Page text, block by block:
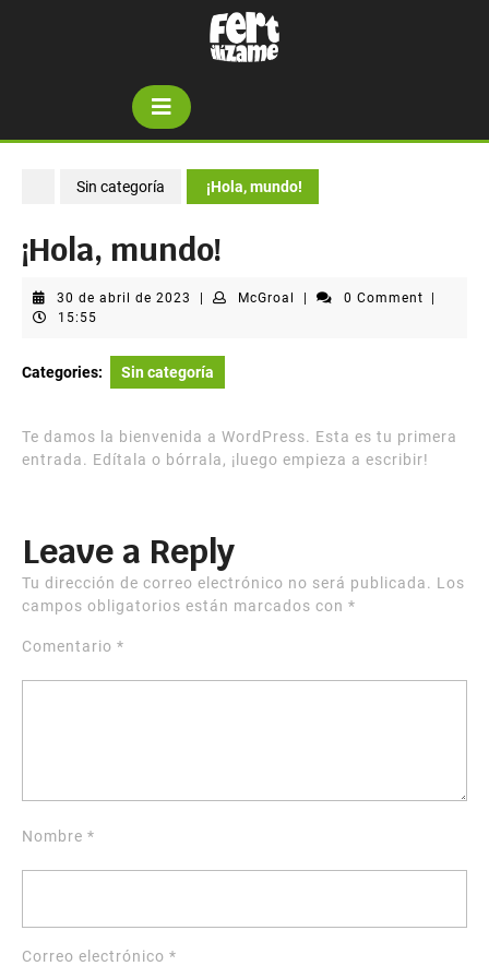
Open
Sin categoría ¡Hola, mundo!
¡Hola, mundo!
30 de abril de 2023 30
de
2023
McGroal McGroal0 Comment
15:55
Categories: Sin categoría
Te damos la bienvenida a WordPress. Esta es tu primera
entrada. Edítala o bórrala, ¡luego empieza a escribir!
Leave a Reply
Tu dirección de correo electrónico no será publicada. Los
campos obligatorios están marcados con *
Comentario *
Nombre *
Correo electrónico *